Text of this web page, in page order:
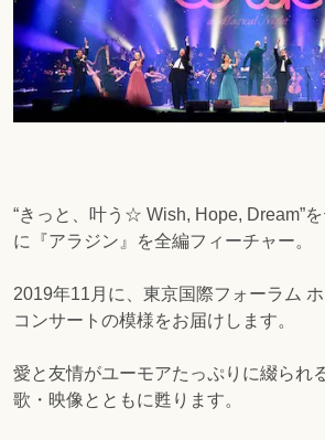
“きっと、叶う☆ Wish, Hope, Dream”
に『アラジン』を全編フィーチャー。
2019年11月に、東京国際フォーラム
コンサートの模様をお届けします。
愛と友情がユーモアたっぷりに綴られ
歌・映像とともに甦ります。